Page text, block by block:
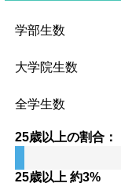
学部生数
大学院生数
全学生数
25歳以上の割合：
25歳以上 約3%